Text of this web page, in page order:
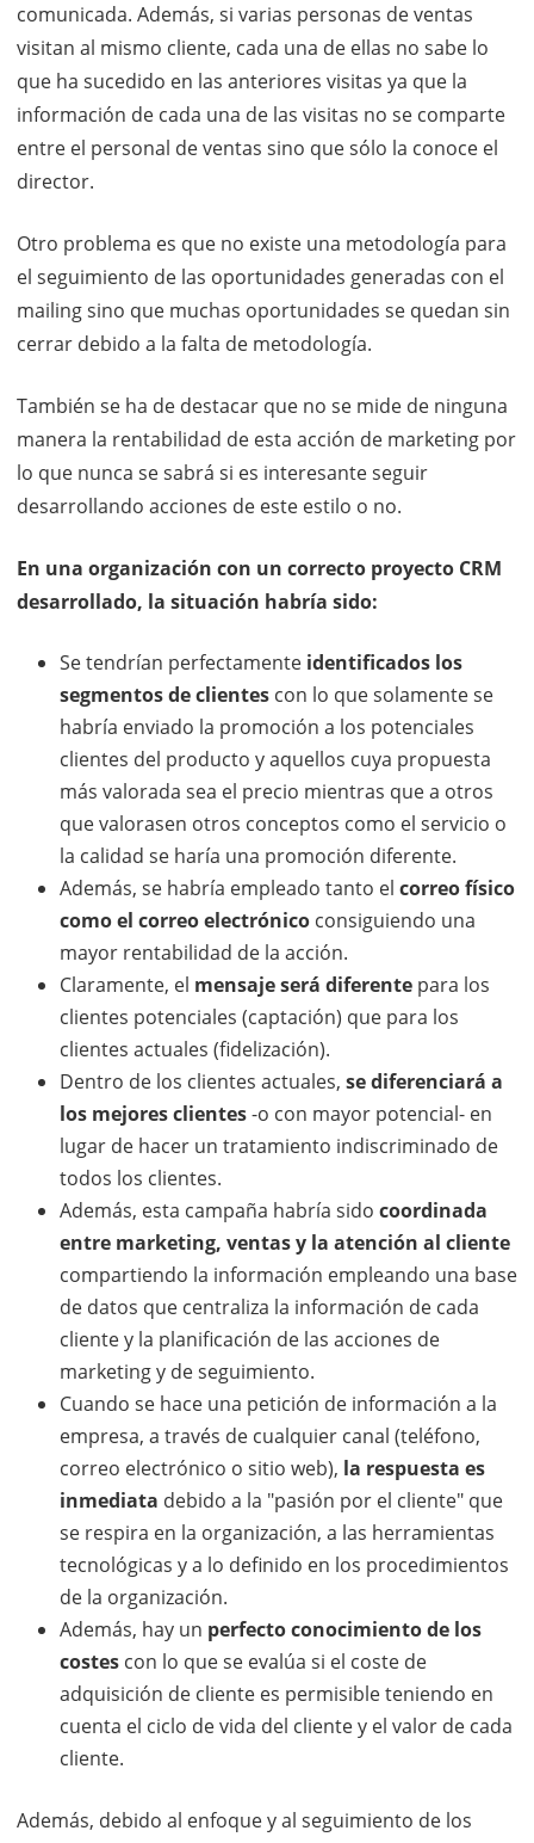
comunicada. Además, si varias personas de ventas
visitan al mismo cliente, cada una de ellas no sabe lo
que ha sucedido en las anteriores visitas ya que la
información de cada una de las visitas no se comparte
entre el personal de ventas sino que sólo la conoce el
director.
Otro problema es que no existe una metodología para
el seguimiento de las oportunidades generadas con el
mailing sino que muchas oportunidades se quedan sin
cerrar debido a la falta de metodología.
También se ha de destacar que no se mide de ninguna
manera la rentabilidad de esta acción de marketing por
lo que nunca se sabrá si es interesante seguir
desarrollando acciones de este estilo o no.
En una organización con un correcto proyecto CRM
desarrollado, la situación habría sido:
Se tendrían perfectamente identificados los
segmentos de clientes con lo que solamente se
habría enviado la promoción a los potenciales
clientes del producto y aquellos cuya propuesta
más valorada sea el precio mientras que a otros
que valorasen otros conceptos como el servicio o
la calidad se haría una promoción diferente.
Además, se habría empleado tanto el correo físico
como el correo electrónico consiguiendo una
mayor rentabilidad de la acción.
Claramente, el mensaje será diferente para los
clientes potenciales (captación) que para los
clientes actuales (fidelización).
Dentro de los clientes actuales, se diferenciará a
los mejores clientes-o con mayor potencial- en
lugar de hacer un tratamiento indiscriminado de
todos los clientes.
Además, esta campaña habría sido coordinada
entre marketing, ventas y la atención al cliente
compartiendo la información empleando una base
de datos que centraliza la información de cada
cliente y la planificación de las acciones de
marketing y de seguimiento.
Cuando se hace una petición de información a la
empresa, a través de cualquier canal (teléfono,
correo electrónico o sitio web), la respuesta es
inmediata debido a la "pasión por el cliente" que
se respira en la organización, a las herramientas
tecnológicas y a lo definido en los procedimientos
de la organización.
Además, hay un perfecto conocimiento de los
costes con lo que se evalúa si el coste de
adquisición de cliente es permisible teniendo en
cuenta el ciclo de vida del cliente y el valor de cada
cliente.
Además, debido al enfoque y al seguimiento de los